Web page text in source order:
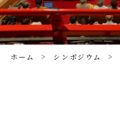
ホーム シンポジウム